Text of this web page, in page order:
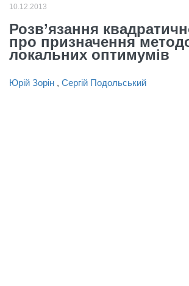
10.12.2013
Розв’язання
про призначення
локальних оптимумів
Юрій Зорін , Сергій Подольський